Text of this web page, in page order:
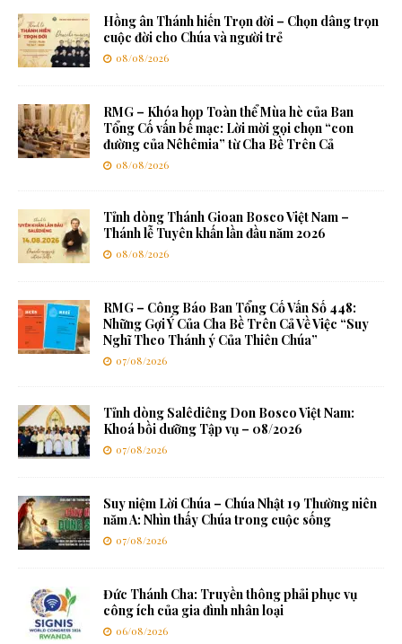
Hồng ân Thánh hiến Trọn đời – Chọn dâng trọn
cuộc đời cho Chúa và người trẻ
08/08/2026
RMG – Khóa họp Toàn thể Mùa hè của Ban
Tổng Cố vấn bế mạc: Lời mời gọi chọn “con
đường của Nêhêmia” từ Cha Bề Trên Cả
08/08/2026
Tỉnh dòng Thánh Gioan Bosco Việt Nam –
Thánh lễ Tuyên khấn lần đầu năm 2026
08/08/2026
RMG – Công Báo Ban Tổng Cố Vấn Số 448:
Những Gợi Ý Của Cha Bề Trên Cả Về Việc “Suy
Nghĩ Theo Thánh ý Của Thiên Chúa”
07/08/2026
Tỉnh dòng Salêdiêng Don Bosco Việt Nam:
Khoá bồi dưỡng Tập vụ – 08/2026
07/08/2026
Suy niệm Lời Chúa – Chúa Nhật 19 Thường niên
năm A: Nhìn thấy Chúa trong cuộc sống
07/08/2026
Đức Thánh Cha: Truyền thông phải phục vụ
công ích của gia đình nhân loại
06/08/2026